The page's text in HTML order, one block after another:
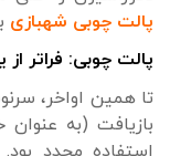
پالت چوبی شهبازی
پالت چوبی: فراتر
تا همین اواخر،
بازیافت (به